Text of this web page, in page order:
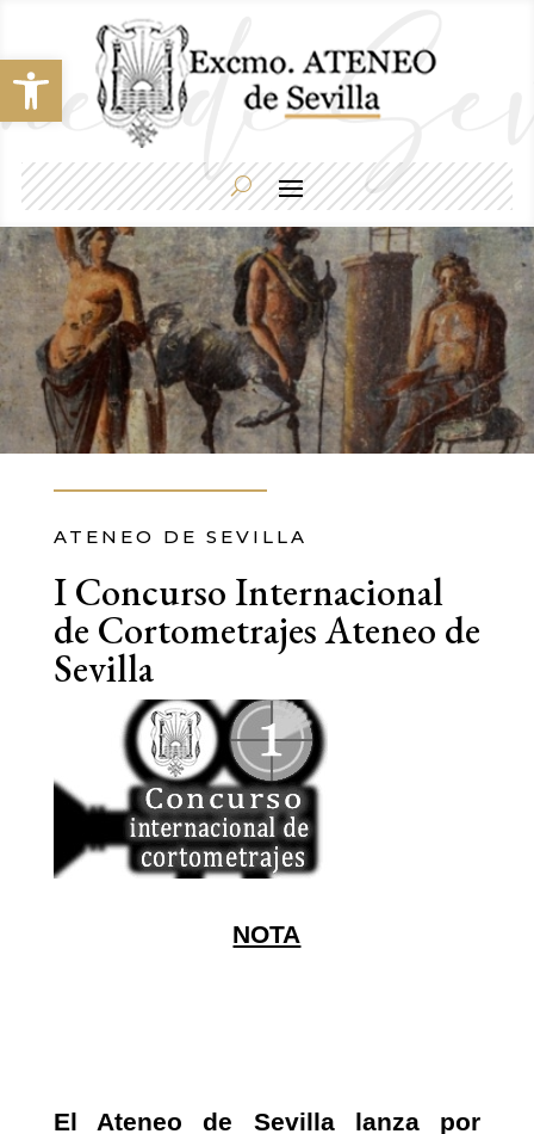
Abrir barra de herramientas
ATENEO DE SEVILLA
I Concurso Internacional
de Cortometrajes Ateneo de
Sevilla
NOTA
El Ateneo de Sevilla lanza por